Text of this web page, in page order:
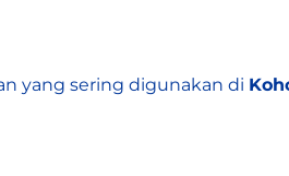
yang sering digunakan di